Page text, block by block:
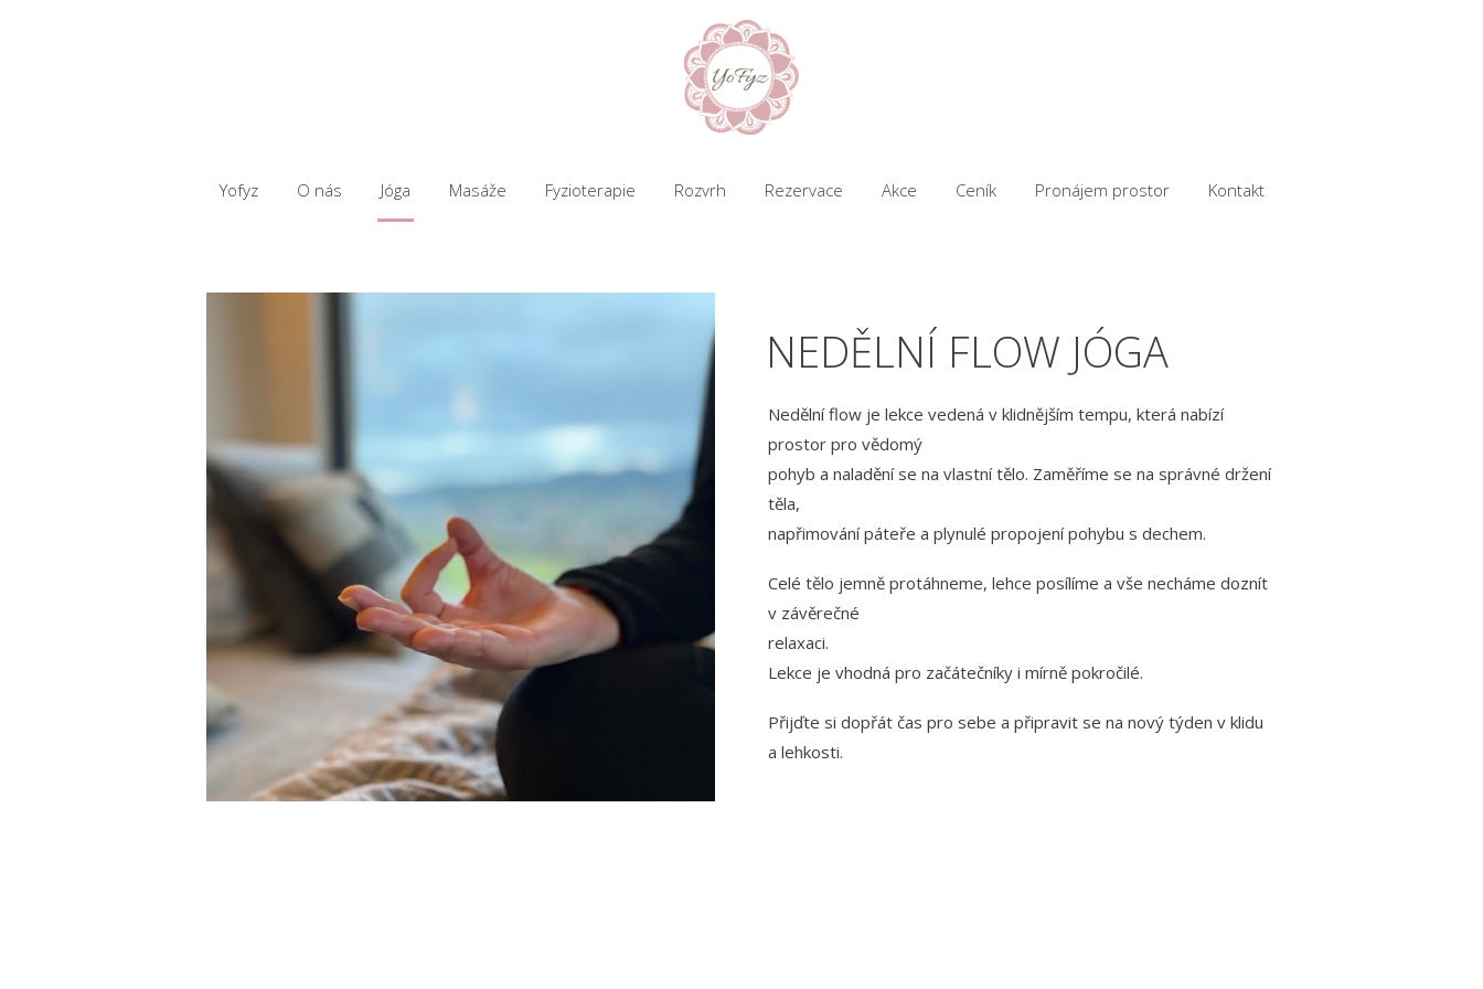
Yofyz O nás Jóga Masáže Fyzioterapie Rozvrh Rezervace Akce Ceník Pronájem prostor Kontakt
NEDĚLNÍ FLOW JÓGA
Nedělní flow je lekce vedená v klidnějším tempu, která nabízí
prostor pro vědomý
pohyb a naladění se na vlastní tělo. Zaměříme se na správné držení
těla,
napřimování páteře a plynulé propojení pohybu s dechem.
Celé tělo jemně protáhneme, lehce posílíme a vše necháme doznít
v závěrečné
relaxaci.
Lekce je vhodná pro začátečníky i mírně pokročilé.
Přijďte si dopřát čas pro sebe a připravit se na nový týden v klidu
a lehkosti.